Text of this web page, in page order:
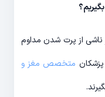
ناشی از پرت شدن مداوم
متخصص مغز و